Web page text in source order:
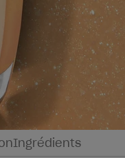
Ingrédients